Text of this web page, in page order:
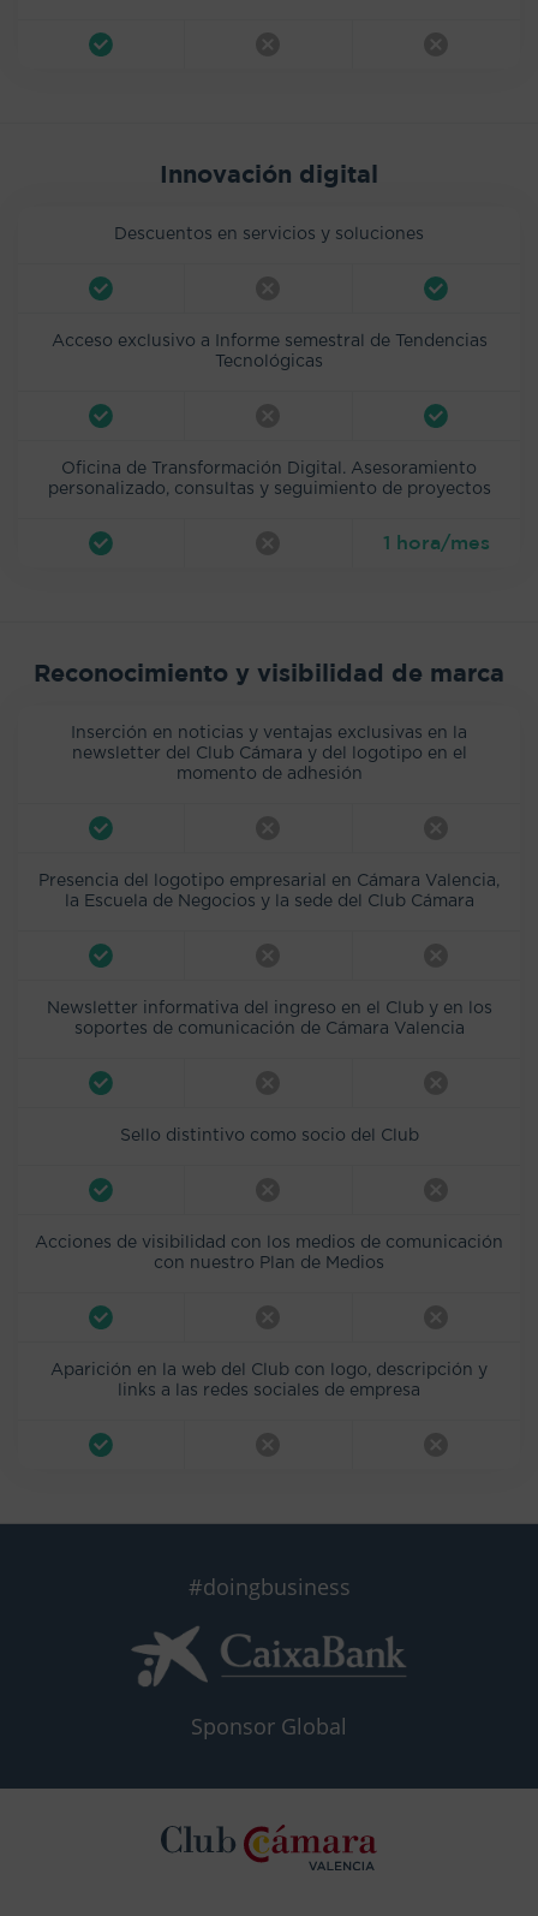
Innovación digital
Descuentos en servicios y soluciones
Acceso exclusivo a Informe semestral de Tendencias
Tecnológicas
Oficina de Transformación Digital. Asesoramiento
personalizado, consultas y seguimiento de proyectos
1 hora/mes
Reconocimiento y visibilidad de marca
Inserción en noticias y ventajas exclusivas en la
newsletter del Club Cámara y del logotipo en el
momento de adhesión
Presencia del logotipo empresarial en Cámara Valencia,
la Escuela de Negocios y la sede del Club Cámara
Newsletter informativa del ingreso en el Club y en los
soportes de comunicación de Cámara Valencia
Sello distintivo como socio del Club
Acciones de visibilidad con los medios de comunicación
con nuestro Plan de Medios
Aparición en la web del Club con logo, descripción y
links a las redes sociales de empresa
#doingbusiness
Sponsor Global